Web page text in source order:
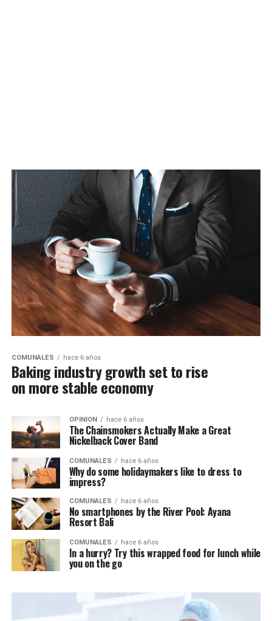
COMUNALES hace 6 años
Baking industry growth set to rise
on more stable economy
OPINION hace 6 años
The Chainsmokers Actually Make a Great
Nickelback Cover Band
COMUNALES hace 6 años
Why do some holidaymakers like to dress to
impress?
COMUNALES hace 6 años
No smartphones by the River Pool: Ayana
Resort Bali
COMUNALES hace 6 años
In a hurry? Try this wrapped food for lunch while
you on the go